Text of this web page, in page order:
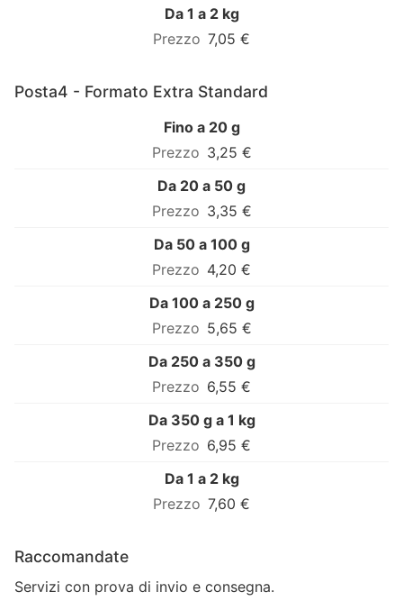
Da 1 a 2 kg
7,05 €
Posta4 - Formato Extra Standard
Fino a 20 g
3,25 €
Da 20 a 50 g
3,35 €
Da 50 a 100 g
4,20 €
Da 100 a 250 g
5,65 €
Da 250 a 350 g
6,55 €
Da 350 g a 1 kg
6,95 €
Da 1 a 2 kg
7,60 €
Raccomandate
Servizi con prova di invio e consegna.